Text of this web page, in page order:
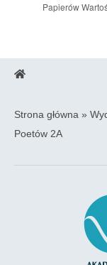
Papierów
Strona główna »
Poetów 2A